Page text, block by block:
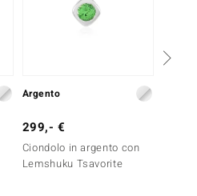
Argento
299,- €
Ciondolo in argento con
Lemshuku Tsavorite